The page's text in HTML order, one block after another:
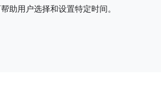
助用户选择和设置特定时间。